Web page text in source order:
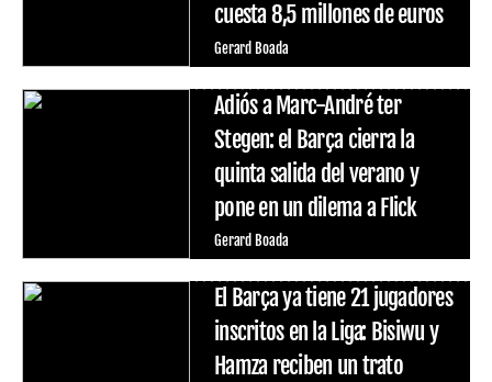
cuesta 8,5 millones de euros
Gerard Boada
Adiós a Marc-André ter
Stegen: el Barça cierra la
quinta salida del verano y
pone en un dilema a Flick
Gerard Boada
El Barça ya tiene 21 jugadores
inscritos en la Liga: Bisiwu y
Hamza reciben un trato